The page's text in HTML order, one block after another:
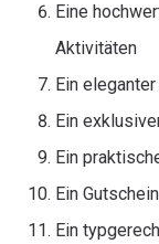
Eine
Aktivitäten
Ein
Ein
Ein
Ein
Ein